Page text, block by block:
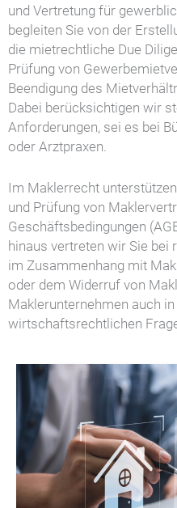
und Vertretung für
begleiten Sie von der
die mietrechtliche Due
Prüfung von
Beendigung des
Dabei berücksichtigen wir
Anforderungen, sei es bei
oder Arztpraxen.
Im Maklerrecht
und Prüfung von
Geschäftsbedingungen
hinaus vertreten wir Sie bei
im Zusammenhang mit
oder dem Widerruf von
Maklerunternehmen auch
wirtschaftsrechtlichen